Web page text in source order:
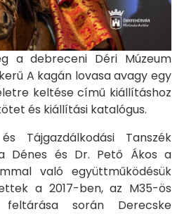
a debreceni Déri Múzeum
A kagán lovasa avagy egy
keltése című kiállításhoz
és kiállítási katalógus.
Tájgazdálkodási Tanszék
Dénes és Dr. Pető Ákos a
való együttműködésük
a 2017-ben, az M35-ös
során Derecske